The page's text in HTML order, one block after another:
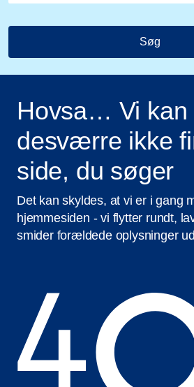
Søg
Hovsa… Vi kan
desværre ikke
side, du søger
Det kan skyldes, at vi er i gang
hjemmesiden - vi flytter rundt,
smider forældede oplysninger